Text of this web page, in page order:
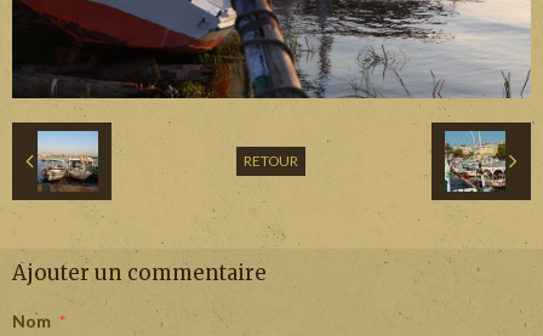
RETOUR
Ajouter un commentaire
Nom